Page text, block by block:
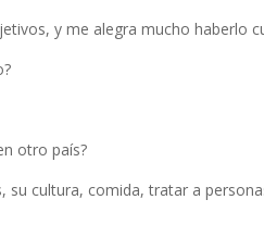
y me alegra mucho haberlo
otro país?
cultura, comida, tratar a